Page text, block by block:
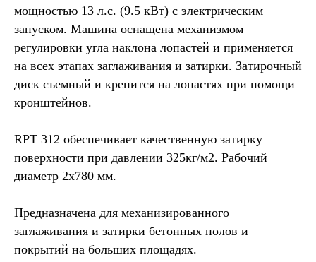
мощностью 13 л.с. (9.5 кВт) с электрическим
запуском. Машина оснащена механизмом
регулировки угла наклона лопастей и применяется
на всех этапах заглаживания и затирки. Затирочный
диск съемный и крепится на лопастях при помощи
кронштейнов.
RPT 312 обеспечивает качественную затирку
поверхности при давлении 325кг/м2. Рабочий
диаметр 2х780 мм.
Предназначена для механизированного
заглаживания и затирки бетонных полов и
покрытий на больших площадях.